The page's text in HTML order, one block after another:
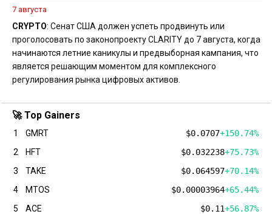
7 августа
CRYPTO: Сенат США должен успеть продвинуть или
проголосовать по законопроекту CLARITY до 7 августа, когда
начинаются летние каникулы и предвыборная кампания, что
является решающим моментом для комплексного
регулирования рынка цифровых активов.
🚀 Top Gainers
1 GMRT $0.0707+150.74%
2
HFT $0.032238+75.73%
3
TAKE $0.064597+70.14%
4
MTOS $0.00003964+65.44%
5
ACE $0.11+56.87%